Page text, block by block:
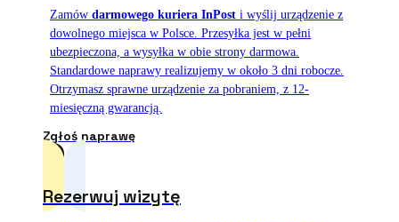
Zamów darmowego kuriera InPost i wyślij urządzenie z
dowolnego miejsca w Polsce. Przesyłka jest w pełni
ubezpieczona, a wysyłka w obie strony darmowa.
Standardowe naprawy realizujemy w około 3 dni robocze.
Otrzymasz sprawne urządzenie za pobraniem, z 12-
miesięczną gwarancją.
Zgłoś naprawę
Rezerwuj wizytę